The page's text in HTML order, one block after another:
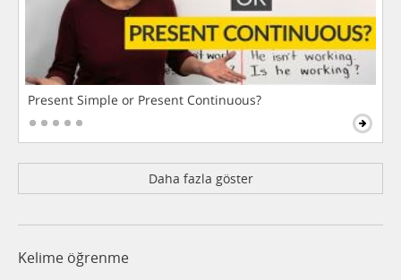
Present Simple or Present Continuous?
Daha fazla göster
Kelime öğrenme